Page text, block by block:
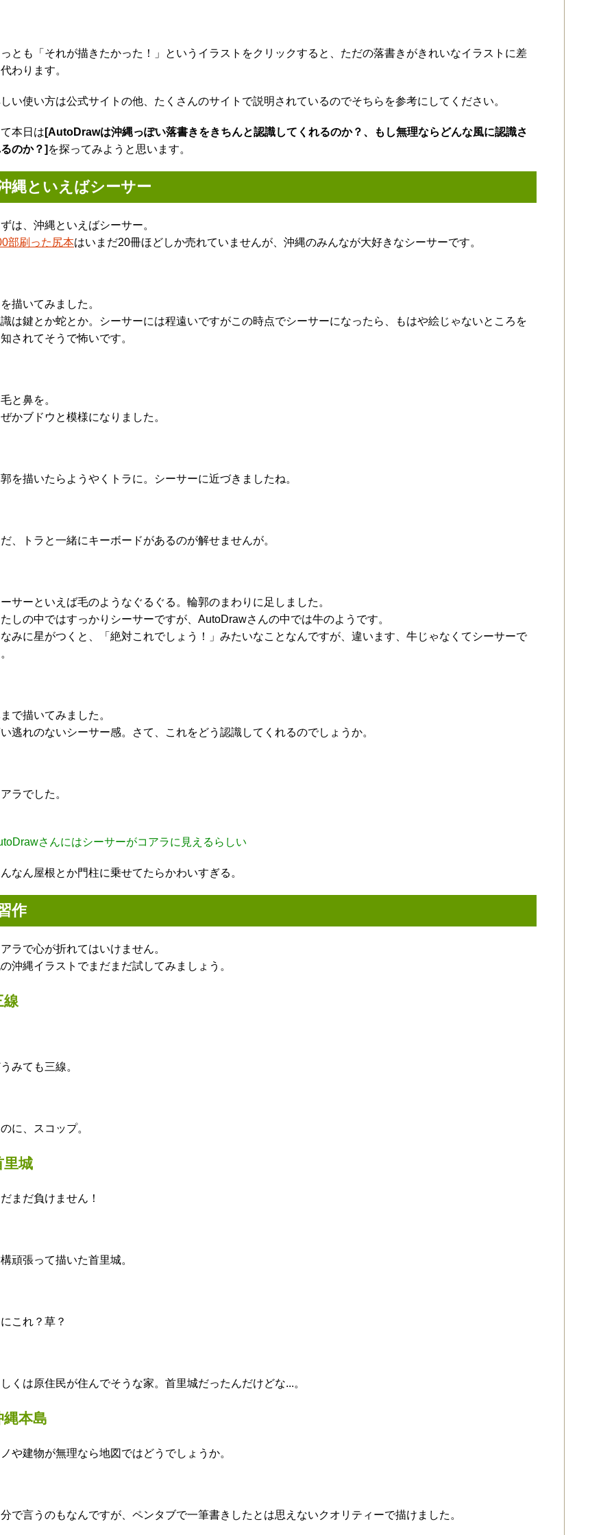
とも「それが描きたかった！」というイラストをクリックすると、ただの落書きがきれいなイラストに差
わります。
い使い方は公式サイトの他、たくさんのサイトで説明されているのでそちらを参考にしてください。
本日は [AutoDrawは沖縄っぽい落書きをきちんと認識してくれるのか？、もし無理ならどんな風に認識さ
のか？] を探ってみようと思います。
縄といえばシーサー
は、沖縄といえばシーサー。
部刷った尻本はいまだ20冊ほどしか売れていませんが、沖縄のみんなが大好きなシーサーです。
描いてみました。
は鍵とか蛇とか。シーサーには程遠いですがこの時点でシーサーになったら、もはや絵じゃないところを
されてそうで怖いです。
と鼻を。
かブドウと模様になりました。
を描いたらようやくトラに。シーサーに近づきましたね。
、トラと一緒にキーボードがあるのが解せませんが。
サーといえば毛のようなぐるぐる。輪郭のまわりに足しました。
しの中ではすっかりシーサーですが、AutoDrawさんの中では牛のようです。
みに星がつくと、「絶対これでしょう！」みたいなことなんですが、違います、牛じゃなくてシーサーで
で描いてみました。
逃れのないシーサー感。さて、これをどう認識してくれるのでしょうか。
ラでした。
さんにはシーサーがコアラに見えるらしい
なん屋根とか門柱に乗せてたらかわいすぎる。
作
ラで心が折れてはいけません。
沖縄イラストでまだまだ試してみましょう。
線
みても三線。
に、スコップ。
里城
まだ負けません！
頑張って描いた首里城。
これ？草？
くは原住民が住んでそうな家。首里城だったんだけどな...。
縄本島
や建物が無理なら地図ではどうでしょうか。
で言うのもなんですが、ペンタブで一筆書きしたとは思えないクオリティーで描けました。